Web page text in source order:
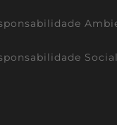
Social